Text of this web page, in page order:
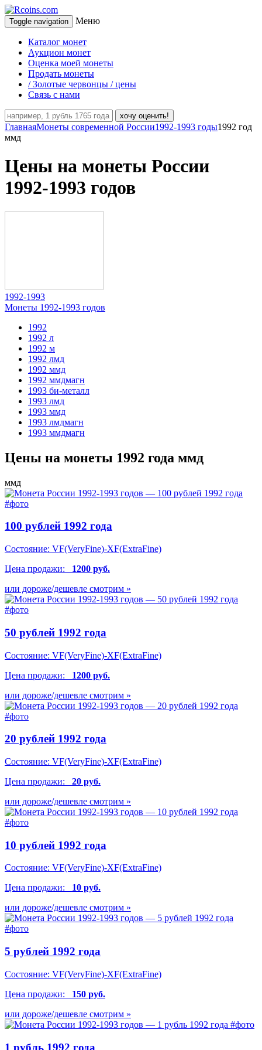
Toggle navigation Меню
Каталог монет
Аукцион монет
Оценка моей монеты
Продать монеты
/ Золотые червонцы / цены
Связь с нами
хочу оценить!
ГлавнаяМонеты современной России1992-1993 годы1992 год
ммд
Цены на монеты России
1992-1993 годов
1992-1993
Монеты 1992-1993 годов
1992
1992 л
1992 м
1992 лмд
1992 ммд
1992 ммдмагн
1993 би-металл
1993 лмд
1993 ммд
1993 лмдмагн
1993 ммдмагн
Цены на монеты 1992 года ммд
ммд
100 рублей 1992 года
Состояние: VF(VeryFine)-XF(ExtraFine)
Цена продажи:
1200 руб.
или дороже/дешевле смотрим »
50 рублей 1992 года
Состояние: VF(VeryFine)-XF(ExtraFine)
Цена продажи:
1200 руб.
или дороже/дешевле смотрим »
20 рублей 1992 года
Состояние: VF(VeryFine)-XF(ExtraFine)
Цена продажи:
20 руб.
или дороже/дешевле смотрим »
10 рублей 1992 года
Состояние: VF(VeryFine)-XF(ExtraFine)
Цена продажи:
10 руб.
или дороже/дешевле смотрим »
5 рублей 1992 года
Состояние: VF(VeryFine)-XF(ExtraFine)
Цена продажи:
150 руб.
или дороже/дешевле смотрим »
1 рубль 1992 года